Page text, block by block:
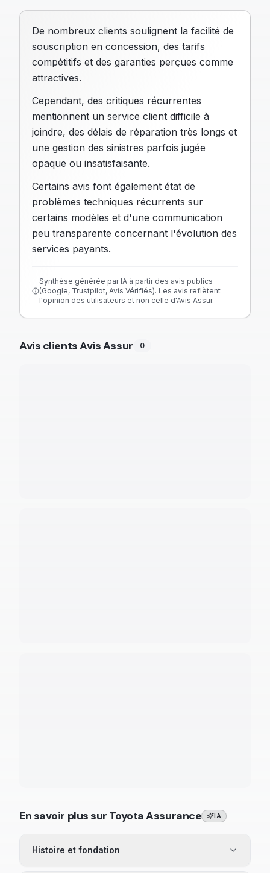
De nombreux clients soulignent la facilité de
souscription en concession, des tarifs
compétitifs et des garanties perçues comme
attractives.
Cependant, des critiques récurrentes
mentionnent un service client difficile à
joindre, des délais de réparation très longs et
une gestion des sinistres parfois jugée
opaque ou insatisfaisante.
Certains avis font également état de
problèmes techniques récurrents sur
certains modèles et d'une communication
peu transparente concernant l'évolution des
services payants.
Synthèse générée par IA à partir des avis publics
(Google, Trustpilot, Avis Vérifiés). Les avis reflètent
l'opinion des utilisateurs et non celle d'Avis Assur.
Avis clients Avis Assur 0
En savoir plus sur Toyota Assurance IA
Histoire et fondation